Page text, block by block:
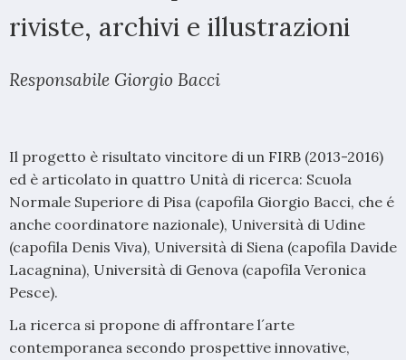
riviste, archivi e illustrazioni
Responsabile Giorgio Bacci
Il progetto è risultato vincitore di un FIRB (2013-2016)
ed è articolato in quattro Unità di ricerca: Scuola
Normale Superiore di Pisa (capofila Giorgio Bacci, che é
anche coordinatore nazionale), Università di Udine
(capofila Denis Viva), Università di Siena (capofila Davide
Lacagnina), Università di Genova (capofila Veronica
Pesce).
La ricerca si propone di affrontare l´arte
contemporanea secondo prospettive innovative,